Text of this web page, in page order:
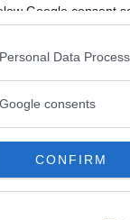
Google consent
Personal Data
Google consents
CONFIRM
Vi
Come
Modo